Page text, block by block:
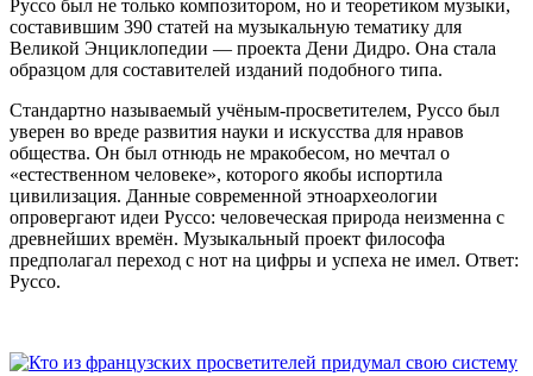
Руссо был не только композитором, но и теоретиком музыки,
составившим 390 статей на музыкальную тематику для
Великой Энциклопедии — проекта Дени Дидро. Она стала
образцом для составителей изданий подобного типа.
Стандартно называемый учёным-просветителем, Руссо был
уверен во вреде развития науки и искусства для нравов
общества. Он был отнюдь не мракобесом, но мечтал о
«естественном человеке», которого якобы испортила
цивилизация. Данные современной этноархеологии
опровергают идеи Руссо: человеческая природа неизменна с
древнейших времён. Музыкальный проект философа
предполагал переход с нот на цифры и успеха не имел. Ответ:
Руссо.